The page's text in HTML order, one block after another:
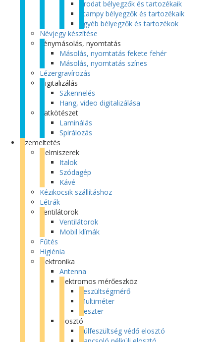
Trodat bélyegzők és tartozékaik
Stampy bélyegzők és tartozékaik
Egyéb bélyegzők és tartozékok
Névjegy készítése
Fénymásolás, nyomtatás
Másolás, nyomtatás fekete fehér
Másolás, nyomtatás színes
Lézergravírozás
Digitalizálás
Szkennelés
Hang, video digitalizálása
Iratkötészet
Laminálás
Spirálozás
Üzemeltetés
Élelmiszerek
Italok
Szódagép
Kávé
Kézikocsik szállításhoz
Létrák
Ventilátorok
Ventilátorok
Mobil klímák
Fűtés
Higiénia
Elektronika
Antenna
Elektromos mérőeszköz
Feszültségmérő
Multiméter
Teszter
Elosztó
Túlfeszültség védő elosztó